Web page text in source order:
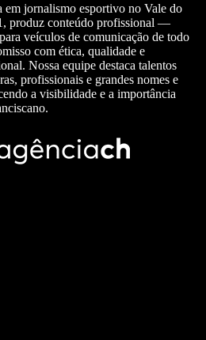
jornalismo esportivo no Vale do
produz conteúdo profissional —
veículos de comunicação de todo
com ética, qualidade e
Nossa equipe destaca talentos
profissionais e grandes nomes e
a visibilidade e a importância